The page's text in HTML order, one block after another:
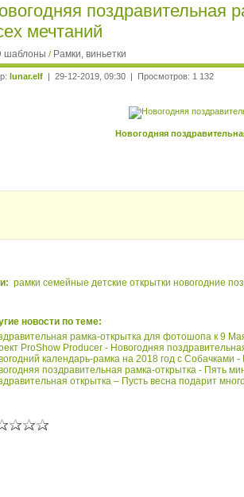
поздравительная
мечтаний
шаблоны / Рамки, виньетки
lunar.elf | 29-12-2019, 09:30 | Просмотров: 1 132
Новогодняя
рамки семейные детские открытки новогодние
новости по теме:
рамка-открытка для фотошопа к 9
ProShow Producer - Новогодняя
календарь-рамка на 2018 год с
поздравительная рамка-открытка - Пять
открытка – Пусть весна подарит